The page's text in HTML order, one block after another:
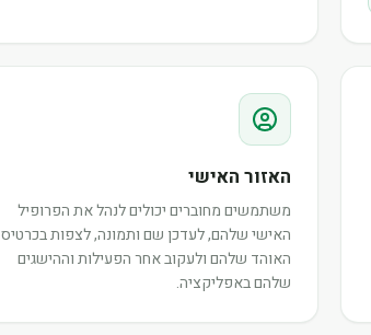
האזור האישי
משתמשים מחוברים יכולים לנהל את הפרופיל
האישי שלהם, לעדכן שם ותמונה, לצפות בכרטיס
האוהד שלהם ולעקוב אחר הפעילות וההישגים
שלהם באפליקציה.